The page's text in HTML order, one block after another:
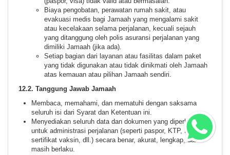
Biaya pengobatan, perawatan rumah sakit, atau
evakuasi medis bagi Jamaah yang mengalami sakit
atau kecelakaan selama perjalanan, kecuali sejauh
yang ditanggung oleh polis asuransi perjalanan yang
dimiliki Jamaah (jika ada).
Setiap bagian dari layanan atau fasilitas dalam paket
yang tidak digunakan atau tidak dinikmati oleh Jamaah
atas kemauan atau pilihan Jamaah sendiri.
12.2. Tanggung Jawab Jamaah
Membaca, memahami, dan mematuhi dengan saksama
seluruh isi dari Syarat dan Ketentuan ini.
Menyediakan seluruh data dan dokumen yang diperlukan
untuk administrasi perjalanan (seperti paspor, KTP, KK, foto,
sertifikat vaksin, dll.) secara benar, akurat, lengkap, dan
masih berlaku.